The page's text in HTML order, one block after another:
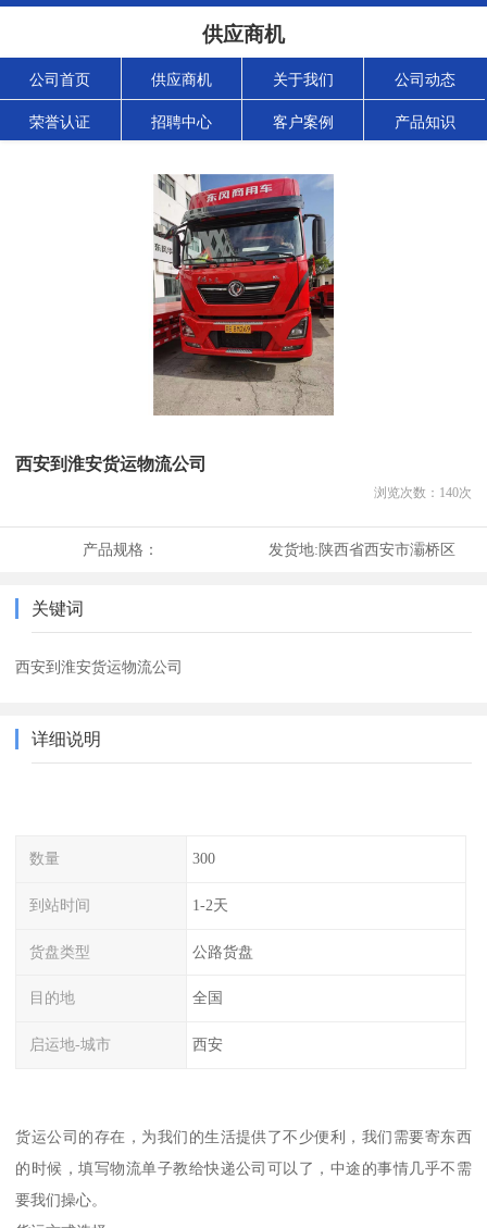
供应商机
公司首页 供应商机 关于我们 公司动态
荣誉认证 招聘中心 客户案例 产品知识
西安到淮安货运物流公司
浏览次数： 140次
产品规格： 发货地:陕西省西安市灞桥区
关键词
西安到淮安货运物流公司
详细说明
数量 300
到站时间 1-2天
货盘类型 公路货盘
目的地 全国
启运地-城市 西安
货运公司的存在，为我们的生活提供了不少便利，我们需要寄东西
的时候，填写物流单子教给快递公司可以了，中途的事情几乎不需
要我们操心。